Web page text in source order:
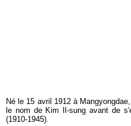
Né le 15 avril 1912 à
le nom de Kim Il-sung avant de
(1910-1945).